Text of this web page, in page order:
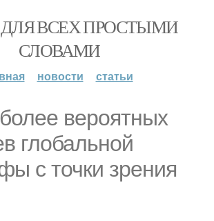
ВСЕХ ПРОСТЫМИ
СЛОВАМИ
новости статьи
вероятных
глобальной
с точки зрения